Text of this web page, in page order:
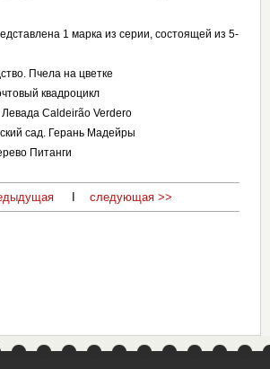
1 марка из серии, состоящей из 5-
Пчела на цветке
квадроцикл
Caldeirão Verdero
сад. Герань Мадейры
Питанги
следующая >>